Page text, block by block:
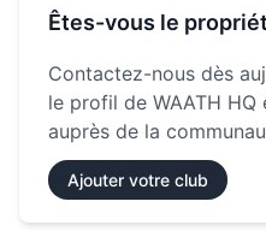
Êtes-vous le
Contactez-nous dès
le profil de WAATH HQ
auprès de la
Ajouter votre club